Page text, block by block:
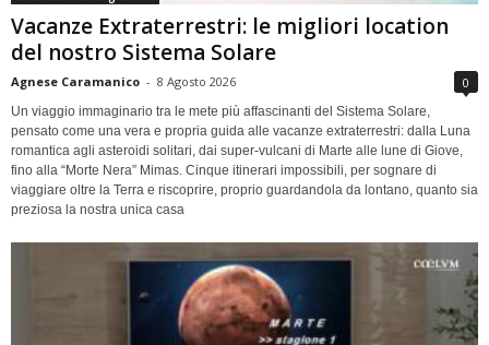
Vacanze Extraterrestri: le migliori location
del nostro Sistema Solare
Agnese Caramanico - 8 Agosto 2026 0
Un viaggio immaginario tra le mete più affascinanti del Sistema Solare,
pensato come una vera e propria guida alle vacanze extraterrestri: dalla Luna
romantica agli asteroidi solitari, dai super-vulcani di Marte alle lune di Giove,
fino alla “Morte Nera” Mimas. Cinque itinerari impossibili, per sognare di
viaggiare oltre la Terra e riscoprire, proprio guardandola da lontano, quanto sia
preziosa la nostra unica casa